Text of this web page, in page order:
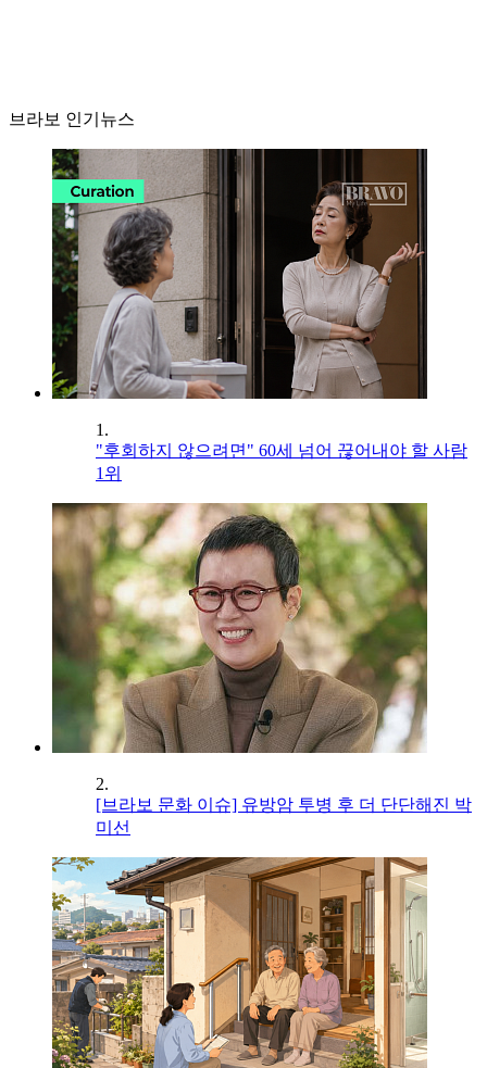
브라보 인기뉴스
1.
"후회하지 않으려면" 60세 넘어 끊어내야 할 사람
1위
2.
[브라보 문화 이슈] 유방암 투병 후 더 단단해진 박
미선